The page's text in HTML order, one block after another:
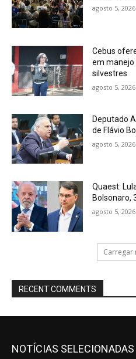
agosto 5, 2026
Cebus
em manejo
silvestres
agosto 5, 2026
Deputado
de Flávio
agosto 5, 2026
Quaest:
Bolsonaro,
agosto 5, 2026
Carregar
RECENT COMMENTS
NOTÍCIAS SELECIONADAS